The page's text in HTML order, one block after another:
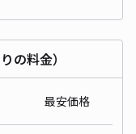
の料金）
最安価格